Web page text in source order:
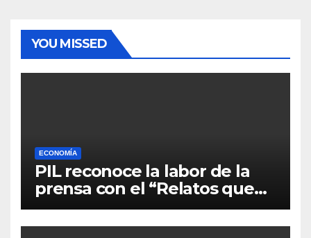
YOU MISSED
ECONOMÍA
PIL reconoce la labor de la
prensa con el “Relatos que
alimentan Bolivia”